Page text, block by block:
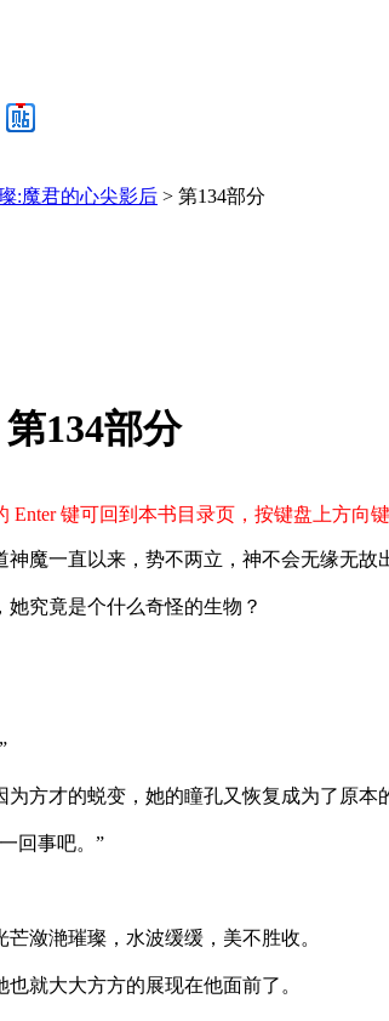
:魔君的心尖影后 > 第134部分
134部分
键可回到本书目录页，按键盘上方向键
直以来，势不两立，神不会无缘无故出
竟是个什么奇怪的生物？
的蜕变，她的瞳孔又恢复成为了原本的
事吧。”
滟璀璨，水波缓缓，美不胜收。
大大方方的展现在他面前了。